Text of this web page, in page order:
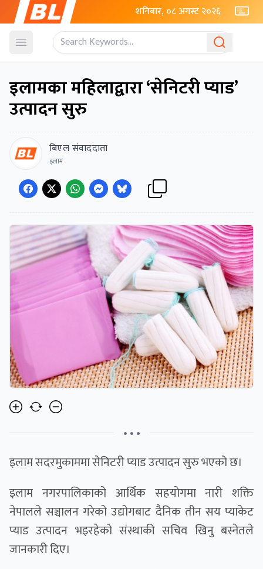
शनिबार, ०८ अगस्ट २०२६
Open menu
इलामका महिलाद्वारा ‘सेनिटरी प्याड’
उत्पादन सुरु
बिएल संवाददाता
इलाम
• • •
इलाम सदरमुकाममा सेनिटरी प्याड उत्पादन सुरु भएको छ।
इलाम नगरपालिकाको आर्थिक सहयोगमा नारी शक्ति
नेपालले सञ्चालन गरेको उद्योगबाट दैनिक तीन सय प्याकेट
प्याड उत्पादन भइरहेको संस्थाकी सचिव खिनु बस्नेतले
जानकारी दिए।